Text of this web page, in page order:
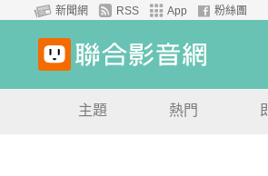
新聞網 RSS App 粉絲團
主題 熱門